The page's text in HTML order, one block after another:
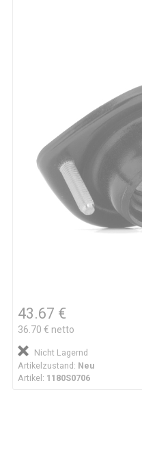
43.67 €
36.70 € netto
Nicht Lagernd
Artikelzustand: Neu
Artikel: 1180S0706